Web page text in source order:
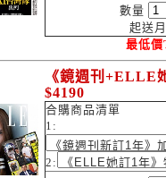
數量
起送
最低價
《鏡週刊+ELLE
$4190
合購商品清單
1:
2: